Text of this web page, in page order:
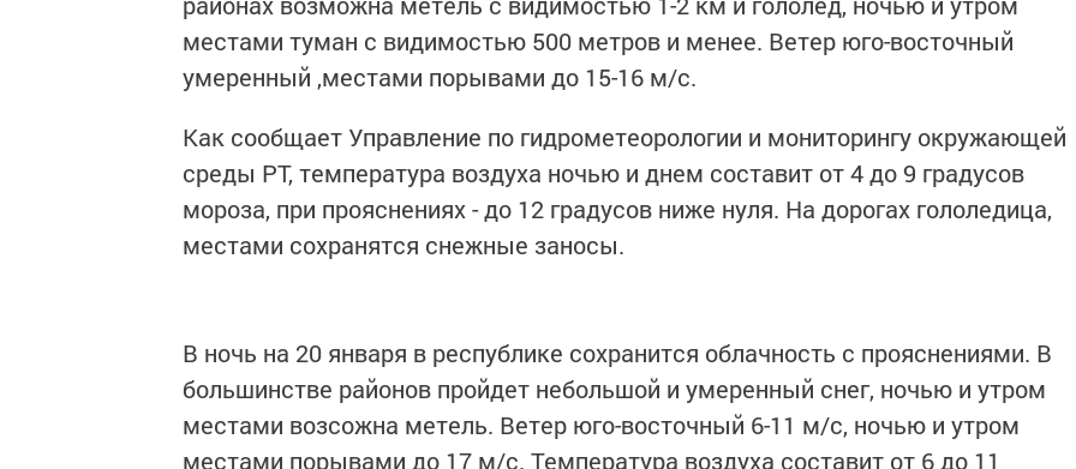
местами туман с видимостью 500 метров и менее. Ветер юго-восточный
умеренный ,местами порывами до 15-16 м/с.
Как сообщает Управление по гидрометеорологии и мониторингу окружающей
среды РТ, температура воздуха ночью и днем составит от 4 до 9 градусов
мороза, при прояснениях - до 12 градусов ниже нуля. На дорогах гололедица,
местами сохранятся снежные заносы.
В ночь на 20 января в республике сохранится облачность с прояснениями. В
большинстве районов пройдет небольшой и умеренный снег, ночью и утром
местами возсожна метель. Ветер юго-восточный 6-11 м/с, ночью и утром
местами порывами до 17 м/с. Температура воздуха составит от 6 до 11